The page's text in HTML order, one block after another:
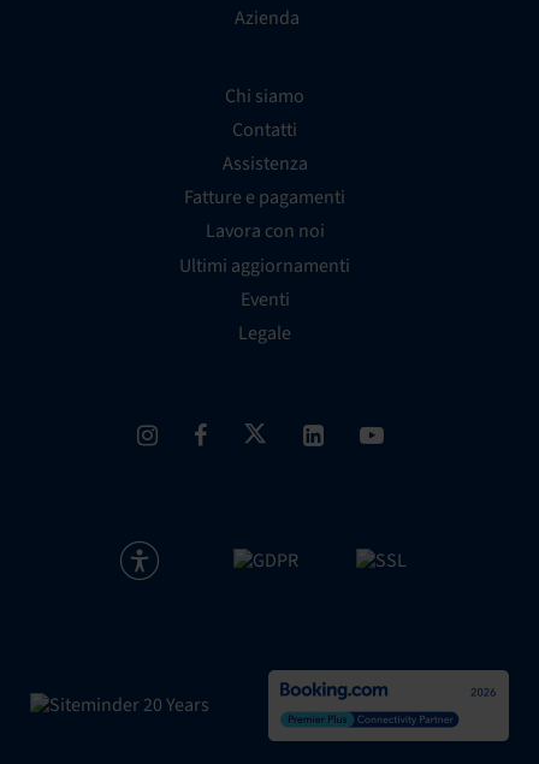
Azienda
Chi siamo
Contatti
Assistenza
Fatture e pagamenti
Lavora con noi
Ultimi aggiornamenti
Eventi
Legale